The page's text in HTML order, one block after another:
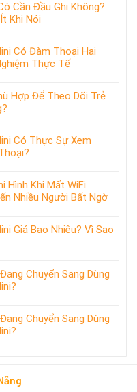
Cần Đầu Ghi Không?
Khi Nói
Có Đàm Thoại Hai
Thực Tế
Hợp Để Theo Dõi Trẻ
Có Thực Sự Xem
Hình Khi Mất WiFi
Nhiều Người Bất Ngờ
Giá Bao Nhiêu? Vì Sao
Chuyển Sang Dùng
Chuyển Sang Dùng